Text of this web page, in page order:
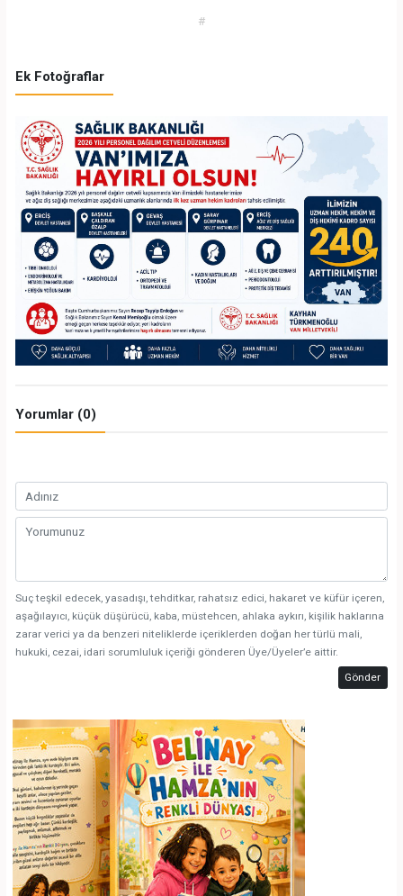
#
Ek Fotoğraflar
Yorumlar (0)
Suç teşkil edecek, yasadışı, tehditkar, rahatsız edici, hakaret ve küfür içeren,
aşağılayıcı, küçük düşürücü, kaba, müstehcen, ahlaka aykırı, kişilik haklarına
zarar verici ya da benzeri niteliklerde içeriklerden doğan her türlü mali,
hukuki, cezai, idari sorumluluk içeriği gönderen Üye/Üyeler’e aittir.
Gönder